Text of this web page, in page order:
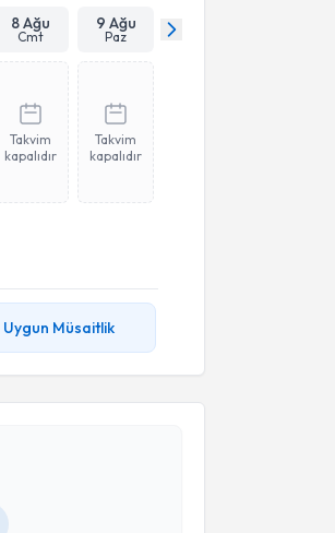
8 Ağu
Cmt
9 Ağu
Paz
Takvim
kapalıdır
Takvim
kapalıdır
Uygun Müsaitlik